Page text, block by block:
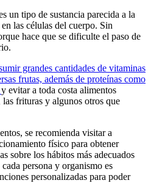
un tipo de sustancia parecida a la
en las células del cuerpo. Sin
hace que se dificulte el paso de
grandes cantidades de vitaminas
frutas, además de proteínas como
y evitar a toda costa alimentos
las frituras y algunos otros que
se recomienda visitar a
físico para obtener
sobre los hábitos más adecuados
persona y organismo es
personalizadas para poder